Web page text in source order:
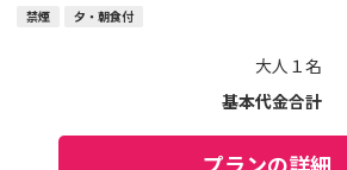
禁煙 夕・朝食付
大人１名
基本代金合計
プランの詳細